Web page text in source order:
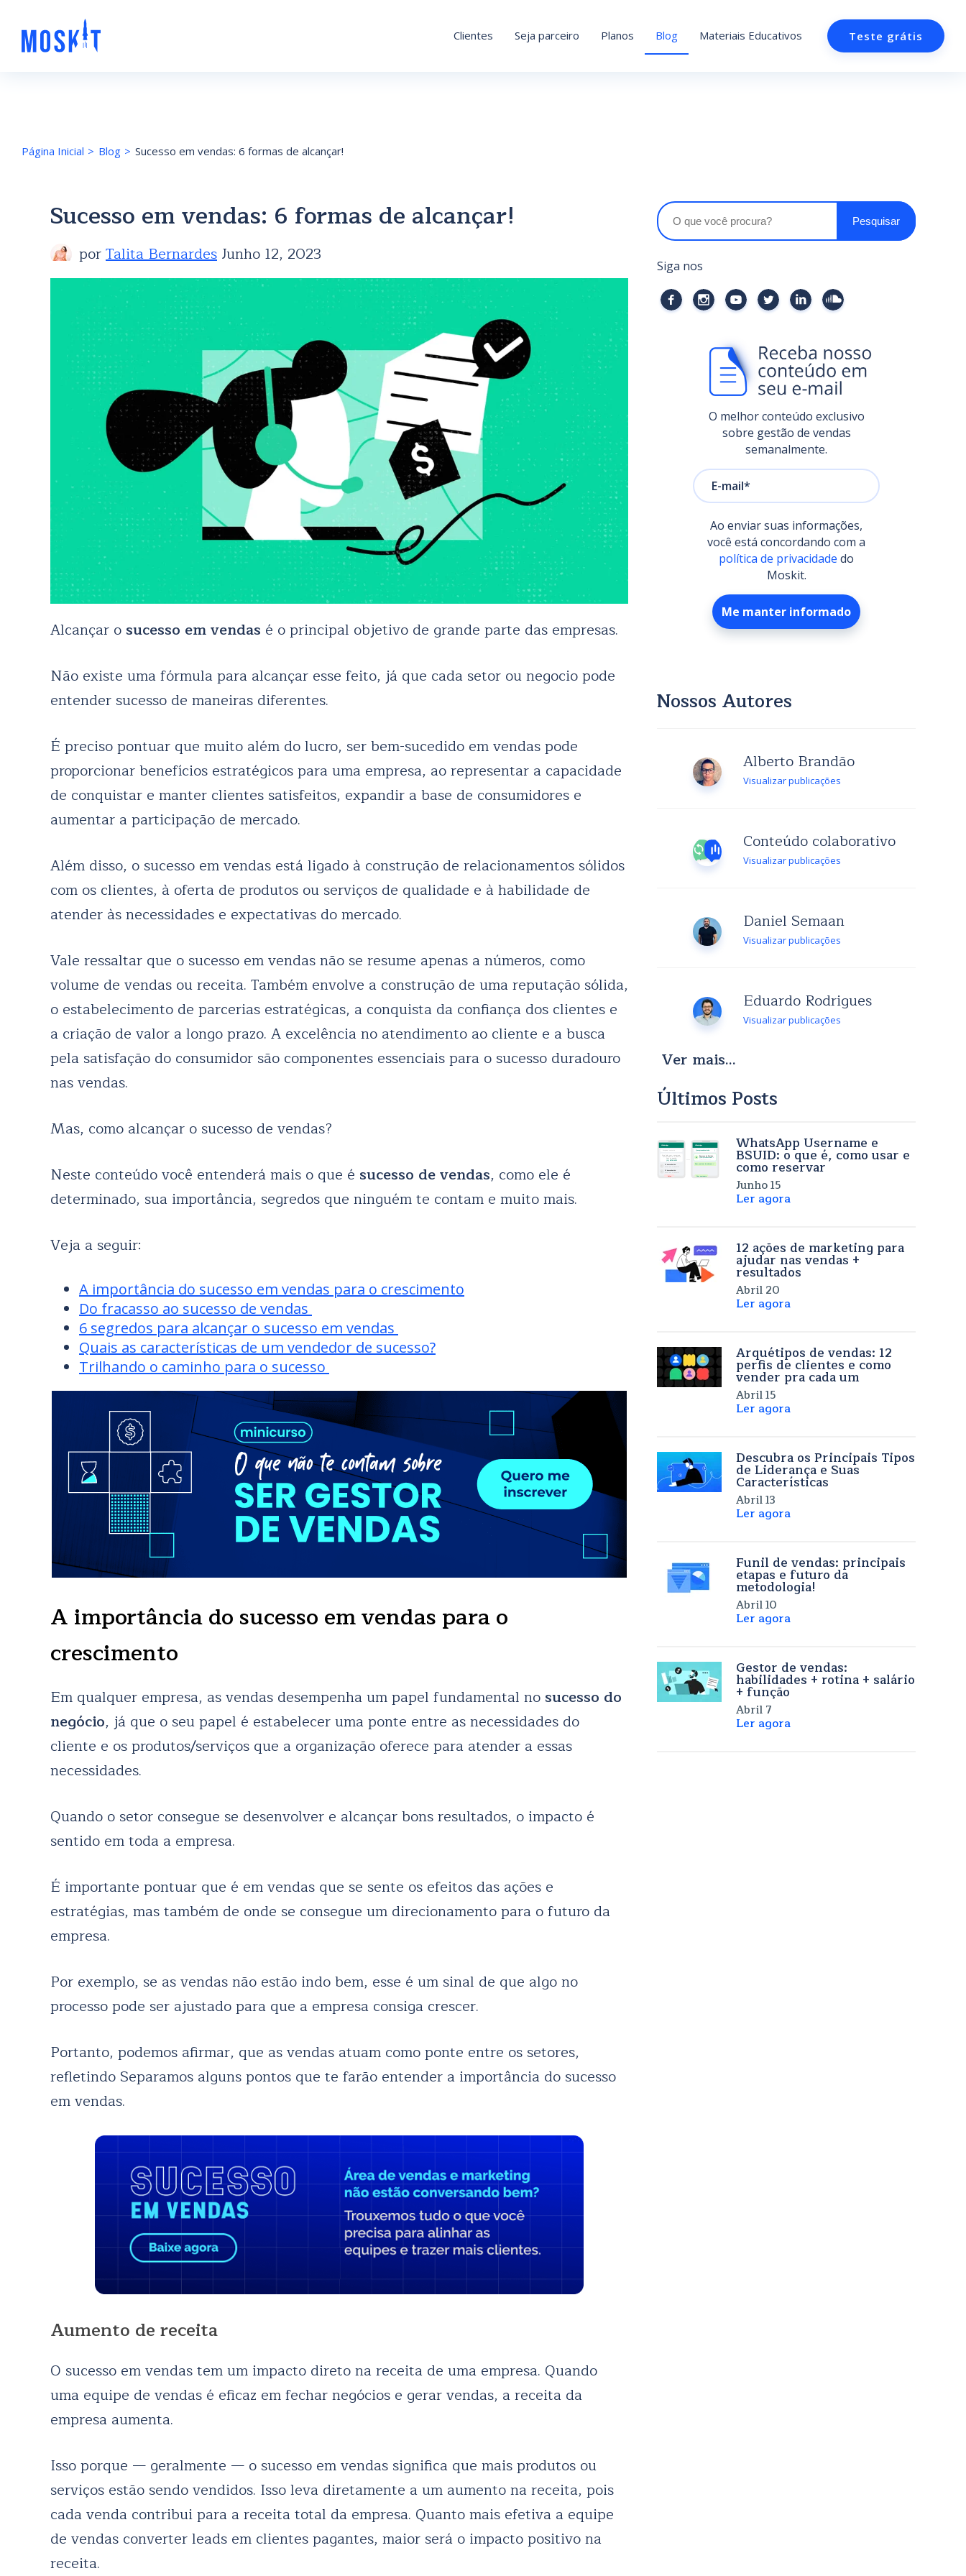
Clientes Seja parceiro Planos Blog Materiais Educativos Teste grátis
Página Inicial Blog Sucesso em vendas: 6 formas de alcançar!
Sucesso em vendas: 6 formas de alcançar!
porTalita Bernardes Junho 12, 2023
Alcançar o sucesso em vendas é o principal objetivo de grande parte das empresas.
Não existe uma fórmula para alcançar esse feito, já que cada setor ou negocio pode
entender sucesso de maneiras diferentes.
É preciso pontuar que muito além do lucro, ser bem-sucedido em vendas pode
proporcionar benefícios estratégicos para uma empresa, ao representar a capacidade
de conquistar e manter clientes satisfeitos, expandir a base de consumidores e
aumentar a participação de mercado.
Além disso, o sucesso em vendas está ligado à construção de relacionamentos sólidos
com os clientes, à oferta de produtos ou serviços de qualidade e à habilidade de
atender às necessidades e expectativas do mercado.
Vale ressaltar que o sucesso em vendas não se resume apenas a números, como
volume de vendas ou receita. Também envolve a construção de uma reputação sólida,
o estabelecimento de parcerias estratégicas, a conquista da confiança dos clientes e
a criação de valor a longo prazo. A excelência no atendimento ao cliente e a busca
pela satisfação do consumidor são componentes essenciais para o sucesso duradouro
nas vendas.
Mas, como alcançar o sucesso de vendas?
Neste conteúdo você entenderá mais o que é sucesso de vendas, como ele é
determinado, sua importância, segredos que ninguém te contam e muito mais.
Veja a seguir:
A importância do sucesso em vendas para o crescimento
Do fracasso ao sucesso de vendas
6 segredos para alcançar o sucesso em vendas
Quais as características de um vendedor de sucesso?
Trilhando o caminho para o sucesso
A importância do sucesso em vendas para o
crescimento
Em qualquer empresa, as vendas desempenha um papel fundamental no sucesso do
negócio, já que o seu papel é estabelecer uma ponte entre as necessidades do
cliente e os produtos/serviços que a organização oferece para atender a essas
necessidades.
Quando o setor consegue se desenvolver e alcançar bons resultados, o impacto é
sentido em toda a empresa.
É importante pontuar que é em vendas que se sente os efeitos das ações e
estratégias, mas também de onde se consegue um direcionamento para o futuro da
empresa.
Por exemplo, se as vendas não estão indo bem, esse é um sinal de que algo no
processo pode ser ajustado para que a empresa consiga crescer.
Portanto, podemos afirmar, que as vendas atuam como ponte entre os setores,
refletindo Separamos alguns pontos que te farão entender a importância do sucesso
em vendas.
Aumento de receita
O sucesso em vendas tem um impacto direto na receita de uma empresa. Quando
uma equipe de vendas é eficaz em fechar negócios e gerar vendas, a receita da
empresa aumenta.
Isso porque — geralmente — o sucesso em vendas significa que mais produtos ou
serviços estão sendo vendidos. Isso leva diretamente a um aumento na receita, pois
cada venda contribui para a receita total da empresa. Quanto mais efetiva a equipe
de vendas converter leads em clientes pagantes, maior será o impacto positivo na
receita.
Siga nos
O melhor conteúdo exclusivo
sobre gestão de vendas
semanalmente.
Ao enviar suas informações,
você está concordando com a
política de privacidade do
Moskit.
Nossos Autores
Alberto Brandão
Visualizar publicações
Conteúdo colaborativo
Visualizar publicações
Daniel Semaan
Visualizar publicações
Eduardo Rodrigues
Visualizar publicações
Ver mais...
Últimos Posts
WhatsApp Username e
BSUID: o que é, como usar e
como reservar
Junho 15
Ler agora
12 ações de marketing para
ajudar nas vendas +
resultados
Abril 20
Ler agora
Arquétipos de vendas: 12
perfis de clientes e como
vender pra cada um
Abril 15
Ler agora
Descubra os Principais Tipos
de Liderança e Suas
Características
Abril 13
Ler agora
Funil de vendas: principais
etapas e futuro da
metodologia!
Abril 10
Ler agora
Gestor de vendas:
habilidades + rotina + salário
+ função
Abril 7
Ler agora